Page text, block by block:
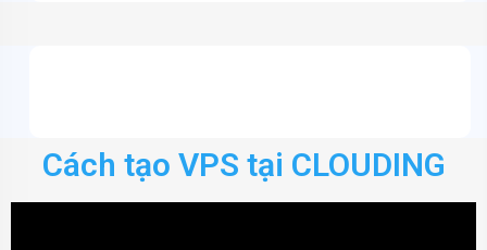
Cách tạo VPS tại CLOUDING